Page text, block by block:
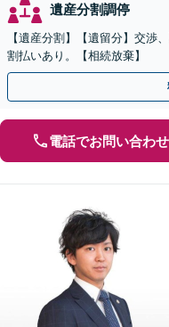
遺産分割調停
【遺産分割】【遺留分】交渉
割払いあり。【相続放棄】
電話でお問い合わせ